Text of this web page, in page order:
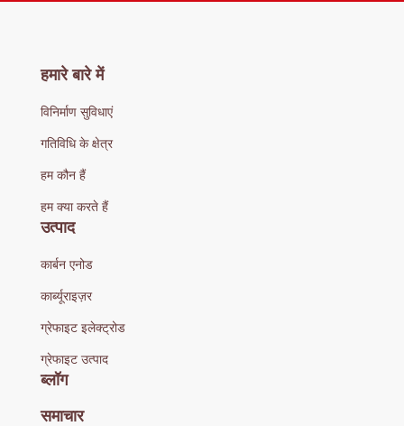
हमारे बारे में
विनिर्माण सुविधाएं
गतिविधि के क्षेत्र
हम कौन हैं
हम क्या करते हैं
उत्पाद
कार्बन एनोड
कार्ब्यूराइज़र
ग्रेफाइट इलेक्ट्रोड
ग्रेफाइट उत्पाद
ब्लॉग
समाचार